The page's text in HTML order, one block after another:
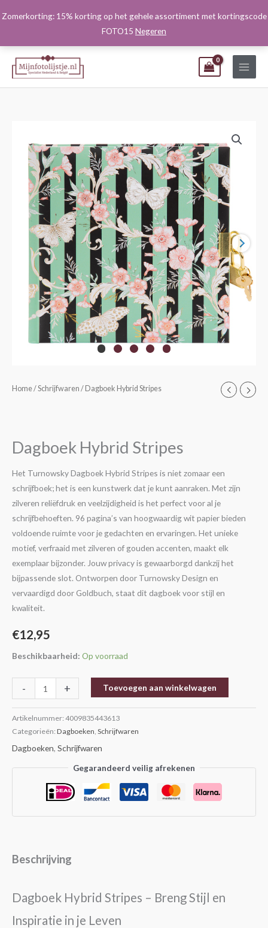
Zomerkorting: 15% korting op het gehele assortiment met kortingscode
FOTO15 Negeren
naar
Home/Schrijfwaren / Dagboek Hybrid Stripes
Dagboek Hybrid Stripes
Het Turnowsky Dagboek Hybrid Stripes is niet zomaar een
schrijfboek; het is een kunstwerk dat je kunt aanraken. Met zijn
zilveren reliëfdruk en veelzijdigheid is het perfect voor al je
schrijfbehoeften. 96 pagina’s van hoogwaardig wit papier bieden
voldoende ruimte voor je gedachten en ervaringen. Het unieke
motief, verfraaid met zilveren of gouden accenten, maakt elk
exemplaar bijzonder. Jouw privacy is gewaarborgd dankzij het
bijpassende slot. Ontworpen door Turnowsky Design en
vervaardigd door Goldbuch, staat dit dagboek voor stijl en
kwaliteit.
€12,95
Beschikbaarheid: Op voorraad
-
Dagboek
+ Toevoegen aan winkelwagen
Artikelnummer: 4009835443613
Categorieën: Dagboeken, Schrijfwaren
Dagboeken, Schrijfwaren
Gegarandeerd veilig afrekenen
Beschrijving
Dagboek Hybrid Stripes – Breng Stijl en
Inspiratie in je Leven